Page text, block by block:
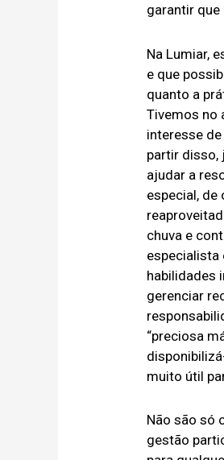
garantir
Na Lumiar,
e que
quanto a
Tivemos no
interesse
partir disso,
ajudar a
especial, de
chuva e
especialista
habilidades
gerenciar
“preciosa
muito útil
Não são só
gestão